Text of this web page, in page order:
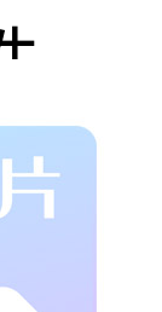
长